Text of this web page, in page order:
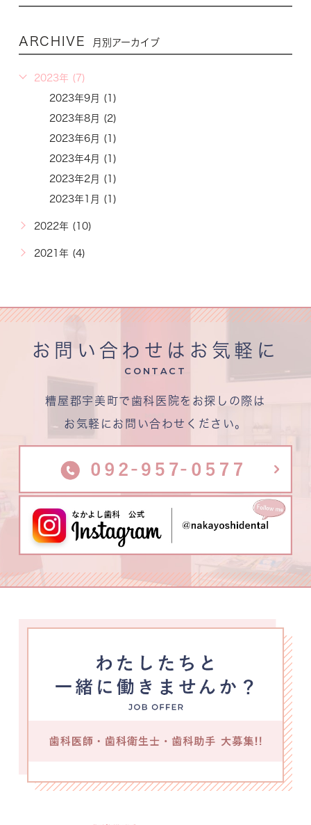
ARCHIVE 月別アーカイブ
2023年 (7)
2023年9月 (1)
2023年8月 (2)
2023年6月 (1)
2023年4月 (1)
2023年2月 (1)
2023年1月 (1)
2022年 (10)
2021年 (4)
お問い合わせはお気軽に
CONTACT
糟屋郡宇美町で歯科医院をお探しの際は
お気軽にお問い合わせください。